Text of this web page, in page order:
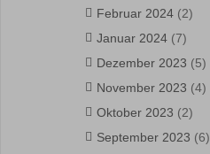
Februar 2024 (2)
Januar 2024 (7)
Dezember 2023 (5)
November 2023 (4)
Oktober 2023 (2)
September 2023 (6)